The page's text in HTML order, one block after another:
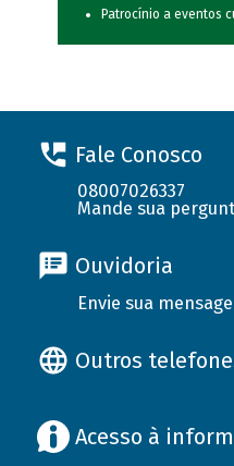
Patrocínio a eventos
Fale Conosco
08007026337
Mande sua
Ouvidoria
Envie sua
Outros
Acesso à